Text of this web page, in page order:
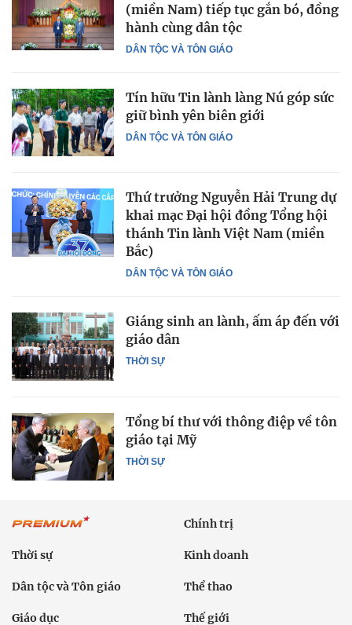
DÂN TỘC VÀ TÔN GIÁO
(miền Nam) tiếp tục gắn bó, đồng
hành cùng dân tộc
DÂN TỘC VÀ TÔN GIÁO
Tín hữu Tin lành làng Nú góp sức
giữ bình yên biên giới
DÂN TỘC VÀ TÔN GIÁO
Thứ trưởng Nguyễn Hải Trung dự
khai mạc Đại hội đồng Tổng hội
thánh Tin lành Việt Nam (miền
Bắc)
THỜI SỰ
Giáng sinh an lành, ấm áp đến với
giáo dân
THỜI SỰ
Tổng bí thư với thông điệp về tôn
giáo tại Mỹ
Chính trị
Thời sự Kinh doanh
Dân tộc và Tôn giáo Thể thao
Giáo dục Thế giới